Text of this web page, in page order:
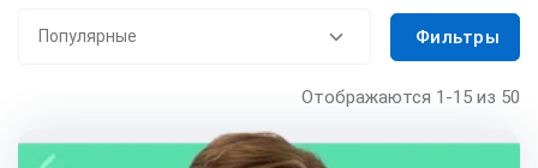
Фильтры
Отображаются 1-15 из 50